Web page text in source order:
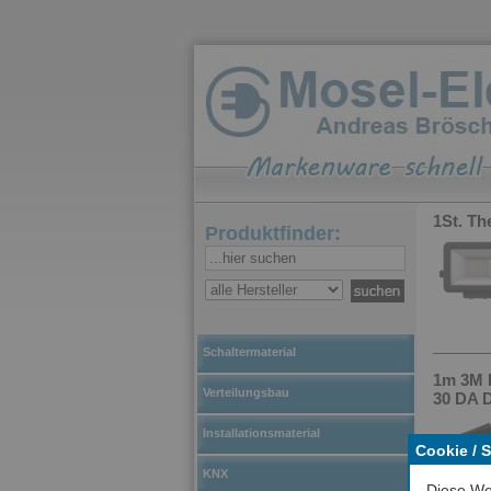
Cookie /
Produktfinder:
Schaltermaterial
Verteilungsbau
Installationsmaterial
KNX
1St.
1m 3M
30 DA